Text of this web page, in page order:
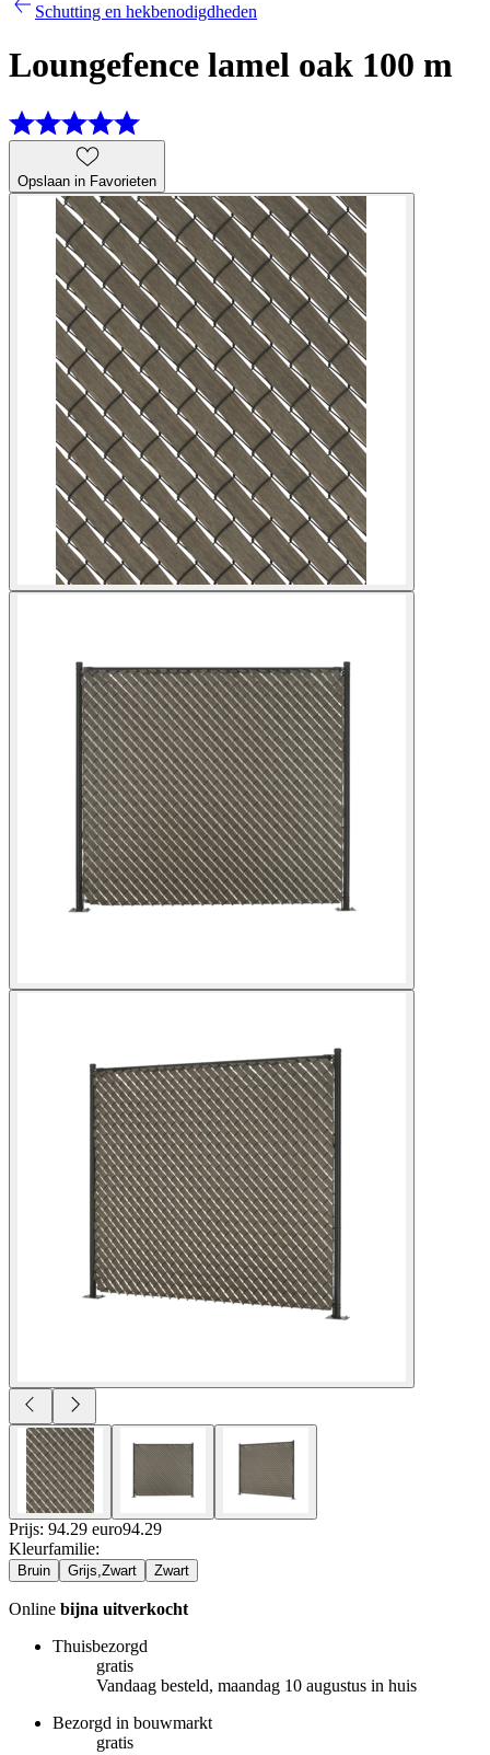
Schutting en hekbenodigdheden
Loungefence lamel oak 100 m
Opslaan in Favorieten
Prijs: 94.29 euro94.29
Kleurfamilie:
Bruin Grijs,Zwart Zwart
Online bijna uitverkocht
Thuisbezorgd
gratis
Vandaag besteld, maandag 10 augustus in huis
Bezorgd in bouwmarkt
gratis